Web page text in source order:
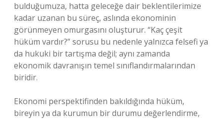
bulduğumuza, hatta geleceğe dair beklentilerimize
kadar uzanan bu süreç, aslında ekonominin
görünmeyen omurgasını oluşturur. “Kaç çeşit
hüküm vardır?” sorusu bu nedenle yalnızca felsefi ya
da hukuki bir tartışma değil; aynı zamanda
ekonomik davranışın temel sınıflandırmalarından
biridir.
Ekonomi perspektifinden bakıldığında hüküm,
bireyin ya da kurumun bir durumu değerlendirme,